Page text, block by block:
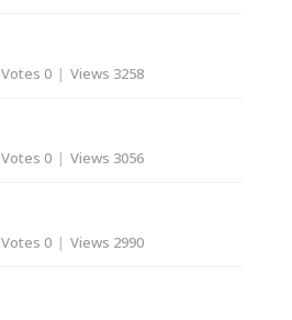
Votes 0 | Views 3258
Votes 0 | Views 3056
Votes 0 | Views 2990